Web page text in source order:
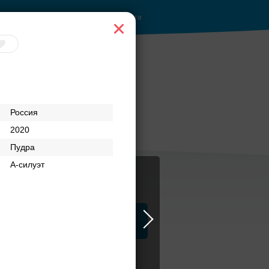
Россия
2020
Пудра
А-силуэт
Войти